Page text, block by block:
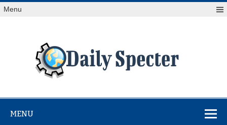
Skip
toMenu
at Reuters.com, your online source for breaking
MENU